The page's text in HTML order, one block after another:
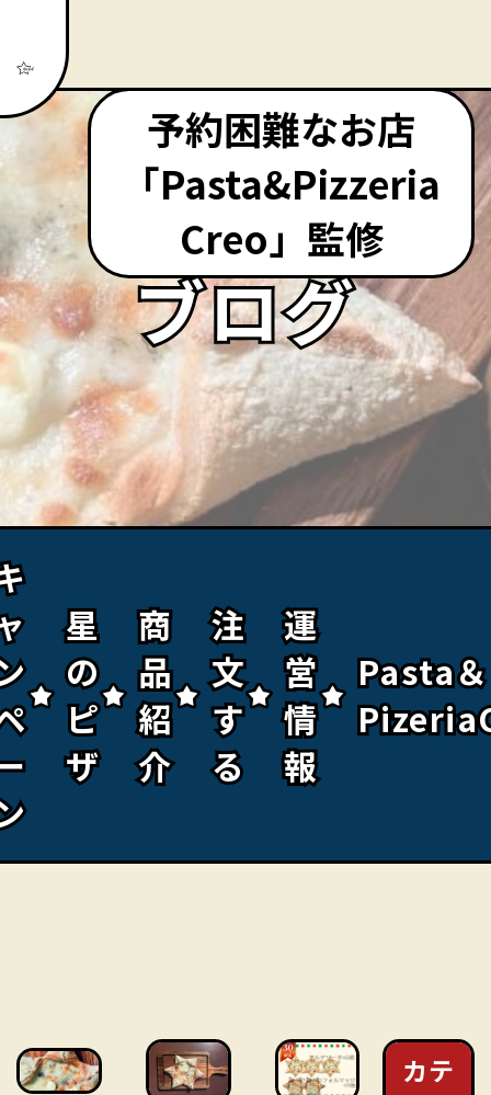
予約困難なお店
「Pasta&Pizzeria
Creo」監修
ブログ
ブログ
星
の
ピ
ザ
星
の
ピ
ザ
商
品
紹
介
商
品
紹
介
注
文
す
る
注
文
す
る
運
営
情
報
運
営
情
報
Pasta＆
Pasta＆
カテ